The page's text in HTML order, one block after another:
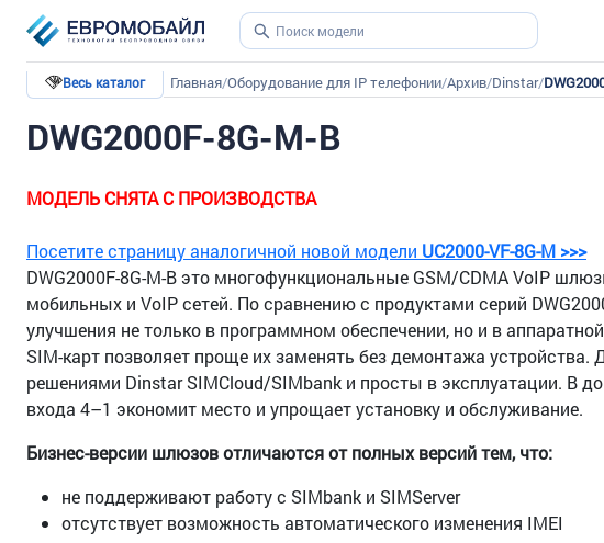
Весь каталог Главная/Оборудование для IP телефонии/Архив/Dinstar/
DWG2000F-8G-M-B
МОДЕЛЬ СНЯТА С ПРОИЗВОДСТВА
Посетите страницу аналогичной новой модели UC2000-VF-8G-M >>>
DWG2000F-8G-M-Bэто многофункциональные GSM/CDMA VoIP
мобильных и VoIP сетей. По сравнению с продуктами серий
улучшения не только в программном обеспечении, но и в
SIM-карт позволяет проще их заменять без демонтажа
решениями Dinstar SIMCloud/SIMbank и просты в эксплуатации. В
входа 4–1 экономит место и упрощает установку и обслуживание.
Бизнес-версии шлюзов отличаются от полных версий тем, что:
не поддерживают работу с SIMbank и SIMServer
отсутствует возможность автоматического изменения IMEI